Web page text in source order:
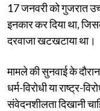
17 जनवरी को गुजरात
इनकार कर दिया था,
दरवाजा खटखटाया था।
मामले की सुनवाई के
धर्म-विरोधी या राष्ट्र-
संवेदनशीलता दिखानी